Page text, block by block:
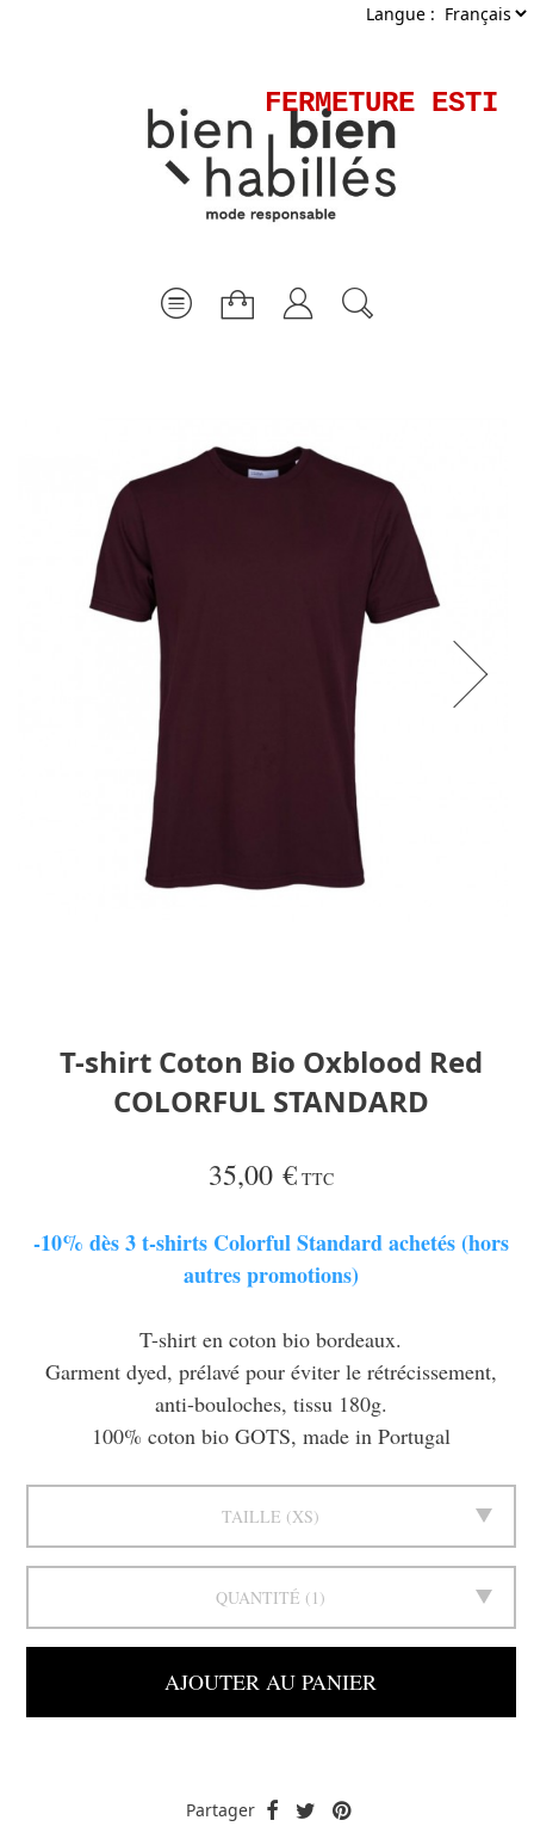
Langue :
FERMETURE
T-shirt Coton Bio Oxblood Red
COLORFUL STANDARD
35,00 € TTC
-10% dès 3 t-shirts Colorful Standard achetés (hors
autres promotions)
T-shirt en coton bio bordeaux.
Garment dyed, prélavé pour éviter le rétrécissement,
anti-bouloches, tissu 180g.
100% coton bio GOTS, made in Portugal
TAILLE XS
QUANTITÉ 1
AJOUTER AU PANIER
Partager